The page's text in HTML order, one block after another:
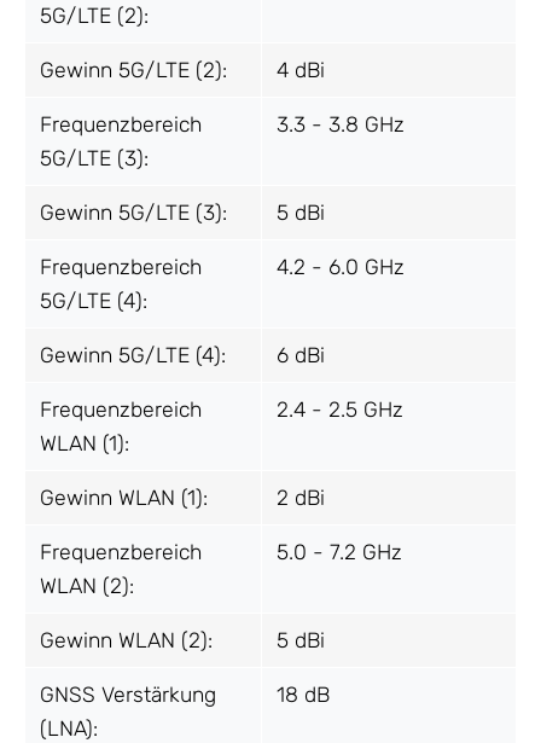
5G/LTE (2):
Gewinn 5G/LTE (2): 4 dBi
Frequenzbereich
5G/LTE (3):
3.3 - 3.8 GHz
Gewinn 5G/LTE (3): 5 dBi
Frequenzbereich
5G/LTE (4):
4.2 - 6.0 GHz
Gewinn 5G/LTE (4): 6 dBi
Frequenzbereich
WLAN (1):
2.4 - 2.5 GHz
Gewinn WLAN (1): 2 dBi
Frequenzbereich
WLAN (2):
5.0 - 7.2 GHz
Gewinn WLAN (2): 5 dBi
GNSS Verstärkung
(LNA):
18 dB